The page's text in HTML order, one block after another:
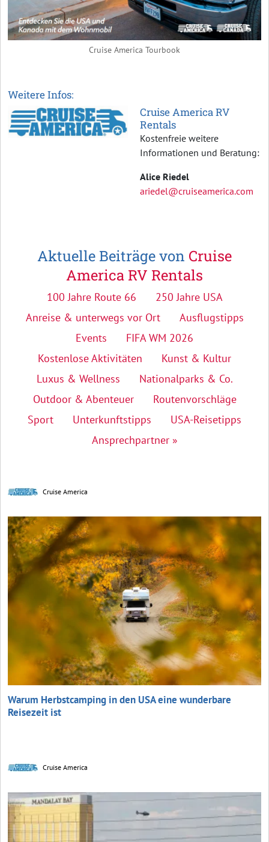
Cruise America Tourbook
Weitere Infos:
Cruise America RV
Rentals
Kostenfreie weitere
Informationen und Beratung:
Alice Riedel
ariedel@cruiseamerica.com
Aktuelle Beiträge von Cruise
America RV Rentals
100 Jahre Route 66
250 Jahre USA
Anreise & unterwegs vor Ort
Ausflugstipps
Events
FIFA WM 2026
Kostenlose Aktivitäten
Kunst & Kultur
Luxus & Wellness
Nationalparks & Co.
Outdoor & Abenteuer
Routenvorschläge
Sport
Unterkunftstipps
USA-Reisetipps
Ansprechpartner »
Cruise America
Warum Herbstcamping in den USA eine wunderbare
Reisezeit ist
Cruise America